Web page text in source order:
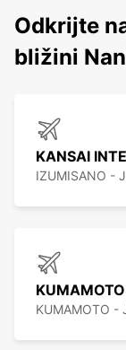
Odkrijte
bližini
KANSAI
IZUMISANO -
KUMAMOTO -